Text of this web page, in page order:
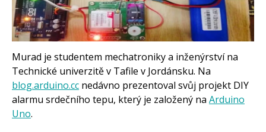
Tinylab
Makeblock
Micro:bit
Videa
Koupit
Murad je studentem mechatroniky a inženýrství na
Technické univerzitě v Tafile v Jordánsku. Na
blog.arduino.cc nedávno prezentoval svůj projekt DIY
alarmu srdečního tepu, který je založený na Arduino
Uno.